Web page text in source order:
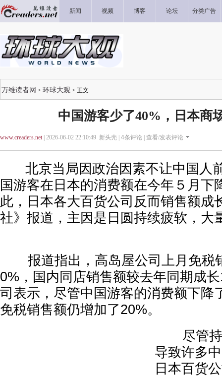
新闻 视频 博客 论坛 分类广告
万维读者网 > 环球大观 > 正文
中国游客少了40%，日本商
www.creaders.net| 2026-06-02 22:10:49 新头壳 | 4条评论 | 查看/发表评论
北京当局因政治因素不让中国人
国游客在日本的消费额在今年５月下
此，日本各大百货公司反而销售额成
社》报道，主因是日圆持续疲软，大
报道指出，高岛屋公司上月免税
0%，国内同店销售额较去年同期成
司表示，尽管中国游客的消费额下降
免税销售额仍增加了20%。
尽管持
导致许多
日本百货